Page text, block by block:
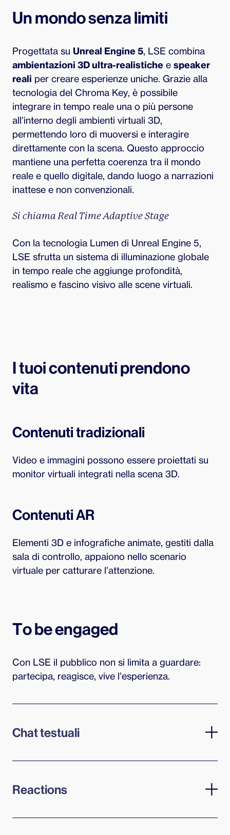
Un mondo senza limiti
Progettata su Unreal Engine 5, LSE combina
ambientazioni 3D ultra-realistiche e speaker
reali per creare esperienze uniche. Grazie alla
tecnologia del Chroma Key, è possibile
integrare in tempo reale una o più persone
all’interno degli ambienti virtuali 3D,
permettendo loro di muoversi e interagire
direttamente con la scena. Questo approccio
mantiene una perfetta coerenza tra il mondo
reale e quello digitale, dando luogo a narrazioni
inattese e non convenzionali.
Si chiama Real Time Adaptive Stage
Con la tecnologia Lumen di Unreal Engine 5,
LSE sfrutta un sistema di illuminazione globale
in tempo reale che aggiunge profondità,
realismo e fascino visivo alle scene virtuali.
I tuoi contenuti prendono
vita
Contenuti tradizionali
Video e immagini possono essere proiettati su
monitor virtuali integrati nella scena 3D.
Contenuti AR
Elementi 3D e infografiche animate, gestiti dalla
sala di controllo, appaiono nello scenario
virtuale per catturare l’attenzione.
To be engaged
Con LSE il pubblico non si limita a guardare:
partecipa, reagisce, vive l’esperienza.
Chat testuali
Il pubblico può inviare domande o commenti
Reactions
Basta un’emoji per esprimere emozioni e